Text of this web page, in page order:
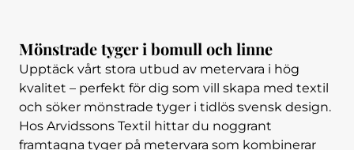
Mönstrade tyger i bomull och linne
Upptäck vårt stora utbud av metervara i hög
kvalitet – perfekt för dig som vill skapa med textil
och söker mönstrade tyger i tidlös svensk design.
Hos Arvidssons Textil hittar du noggrant
framtagna tyger på metervara som kombinerar